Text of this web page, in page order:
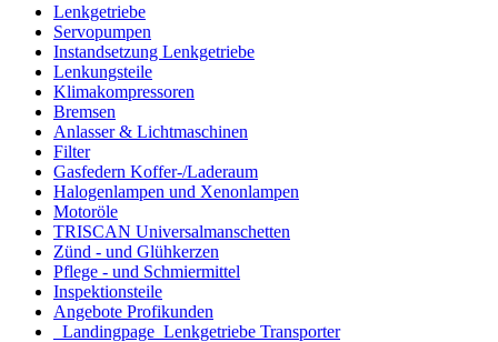
Lenkgetriebe
Servopumpen
Instandsetzung Lenkgetriebe
Lenkungsteile
Klimakompressoren
Bremsen
Anlasser & Lichtmaschinen
Filter
Gasfedern Koffer-/Laderaum
Halogenlampen und Xenonlampen
Motoröle
TRISCAN Universalmanschetten
Zünd - und Glühkerzen
Pflege - und Schmiermittel
Inspektionsteile
Angebote Profikunden
_Landingpage_Lenkgetriebe Transporter